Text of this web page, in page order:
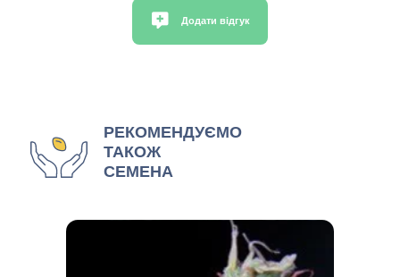
Додати відгук
РЕКОМЕНДУЄМО
ТАКОЖ
СЕМЕНА